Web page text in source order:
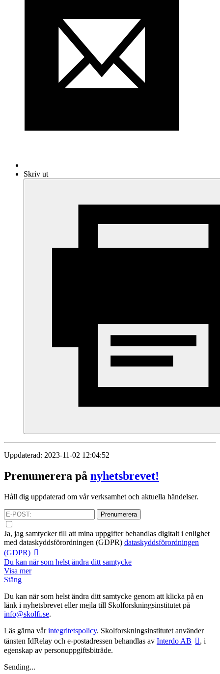
Skriv ut
Uppdaterad: 2023-11-02 12:04:52
Prenumerera på nyhetsbrevet!
Håll dig uppdaterad om vår verksamhet och aktuella händelser.
Prenumerera
Ja, jag samtycker till att mina uppgifter behandlas digitalt i enlighet
med dataskyddsförordningen (GDPR) dataskyddsförordningen
(GDPR)
Du kan när som helst ändra ditt samtycke
Visa mer
Stäng
Du kan när som helst ändra ditt samtycke genom att klicka på en
länk i nyhetsbrevet eller mejla till Skolforskningsinstitutet på
info@skolfi.se.
Läs gärna vårintegritetspolicy. Skolforskningsinstitutet använder
tänsten IdRelay och e-postadressen behandlas av Interdo AB
, i
egenskap av personuppgiftsbiträde.
Sending...